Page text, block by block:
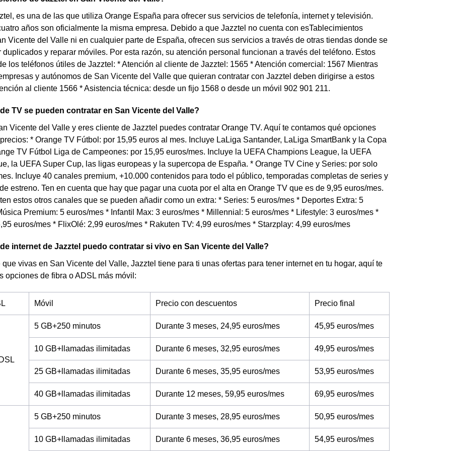
es una de las que utiliza Orange España para ofrecer sus servicios de telefonía, internet y televisión.
años son oficialmente la misma empresa. Debido a que Jazztel no cuenta con esTablecimientos
Vicente del Valle ni en cualquier parte de España, ofrecen sus servicios a través de otras tiendas donde se
duplicados y reparar móviles. Por esta razón, su atención personal funcionan a través del teléfono. Estos
los teléfonos útiles de Jazztel: * Atención al cliente de Jazztel: 1565 * Atención comercial: 1567 Mientras
y autónomos de San Vicente del Valle que quieran contratar con Jazztel deben dirigirse a estos
al cliente 1566 * Asistencia técnica: desde un fijo 1568 o desde un móvil 902 901 211.
TV se pueden contratar en San Vicente del Valle?
Vicente del Valle y eres cliente de Jazztel puedes contratar Orange TV. Aquí te contamos qué opciones
* Orange TV Fútbol: por 15,95 euros al mes. Incluye LaLiga Santander, LaLiga SmartBank y la Copa
TV Fútbol Liga de Campeones: por 15,95 euros/mes. Incluye la UEFA Champions League, la UEFA
la UEFA Super Cup, las ligas europeas y la supercopa de España. * Orange TV Cine y Series: por solo
Incluye 40 canales premium, +10.000 contenidos para todo el público, temporadas completas de series y
estreno. Ten en cuenta que hay que pagar una cuota por el alta en Orange TV que es de 9,95 euros/mes.
estos otros canales que se pueden añadir como un extra: * Series: 5 euros/mes * Deportes Extra: 5
Premium: 5 euros/mes * Infantil Max: 3 euros/mes * Millennial: 5 euros/mes * Lifestyle: 3 euros/mes *
euros/mes * FlixOlé: 2,99 euros/mes * Rakuten TV: 4,99 euros/mes * Starzplay: 4,99 euros/mes
internet de Jazztel puedo contratar si vivo en San Vicente del Valle?
vivas en San Vicente del Valle, Jazztel tiene para ti unas ofertas para tener internet en tu hogar, aquí te
opciones de fibra o ADSL más móvil:
Móvil Precio con descuentos Precio final
5 GB+250 minutos Durante 3 meses, 24,95 euros/mes 45,95 euros/mes
10 GB+llamadas ilimitadas Durante 6 meses, 32,95 euros/mes 49,95 euros/mes
25 GB+llamadas ilimitadas Durante 6 meses, 35,95 euros/mes 53,95 euros/mes
40 GB+llamadas ilimitadas Durante 12 meses, 59,95 euros/mes 69,95 euros/mes
5 GB+250 minutos Durante 3 meses, 28,95 euros/mes 50,95 euros/mes
10 GB+llamadas ilimitadas Durante 6 meses, 36,95 euros/mes 54,95 euros/mes